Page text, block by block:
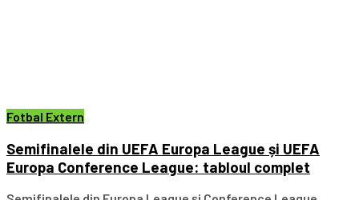
Fotbal Extern
Semifinalele din UEFA Europa League și UEFA
Europa Conference League: tabloul complet